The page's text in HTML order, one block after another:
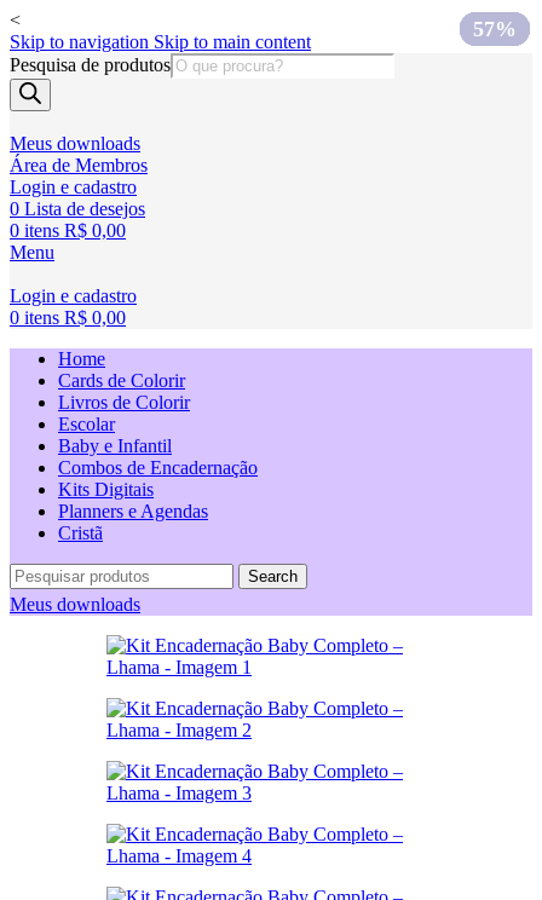
<
Skip to navigation Skip to main content
Pesquisa de produtos
Meus downloads
Área de Membros
Login e cadastro
0 Lista de desejos
0 itens R$ 0,00
Menu
Login e cadastro
0 itens R$ 0,00
Home
Cards de Colorir
Livros de Colorir
Escolar
Baby e Infantil
Combos de Encadernação
Kits Digitais
Planners e Agendas
Cristã
Search
Meus downloads
75%
75%
75%
75%
75%
75%
60%
57%
57%